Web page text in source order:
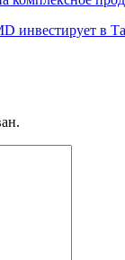
инвестирует в